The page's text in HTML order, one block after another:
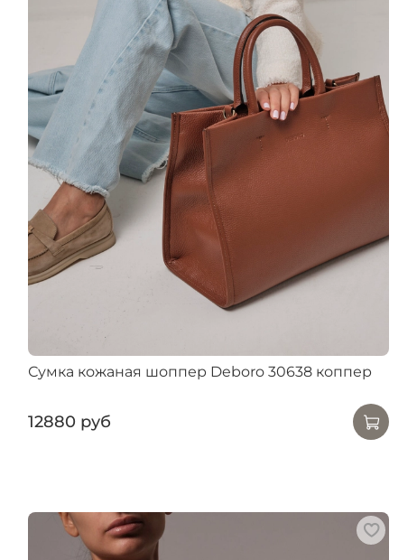
Сумка кожаная шоппер Deboro 30638 коппер
12880 руб